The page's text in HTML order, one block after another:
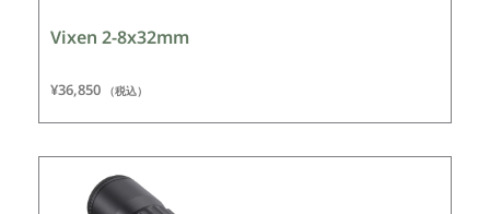
Vixen 2-8x32mm
¥36,850 （税込）